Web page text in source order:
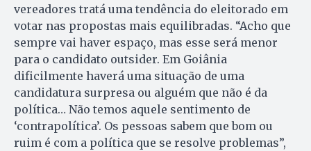
vereadores tratá uma tendência do eleitorado em
votar nas propostas mais equilibradas. “Acho que
sempre vai haver espaço, mas esse será menor
para o candidato outsider. Em Goiânia
dificilmente haverá uma situação de uma
candidatura surpresa ou alguém que não é da
política… Não temos aquele sentimento de
‘contrapolítica’. Os pessoas sabem que bom ou
ruim é com a política que se resolve problemas”,